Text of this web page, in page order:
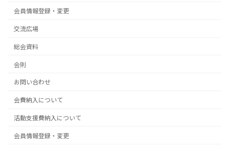
会員情報登録・変更
交流広場
総会資料
会則
お問い合わせ
会費納入について
活動支援費納入について
会員情報登録・変更